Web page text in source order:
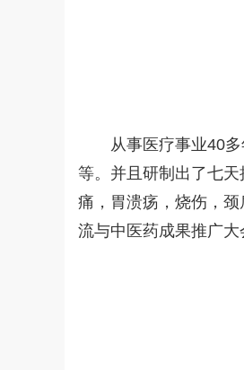
从事医疗事业40
等。并且研制出了七
痛，胃溃疡，烧伤，
流与中医药成果推广